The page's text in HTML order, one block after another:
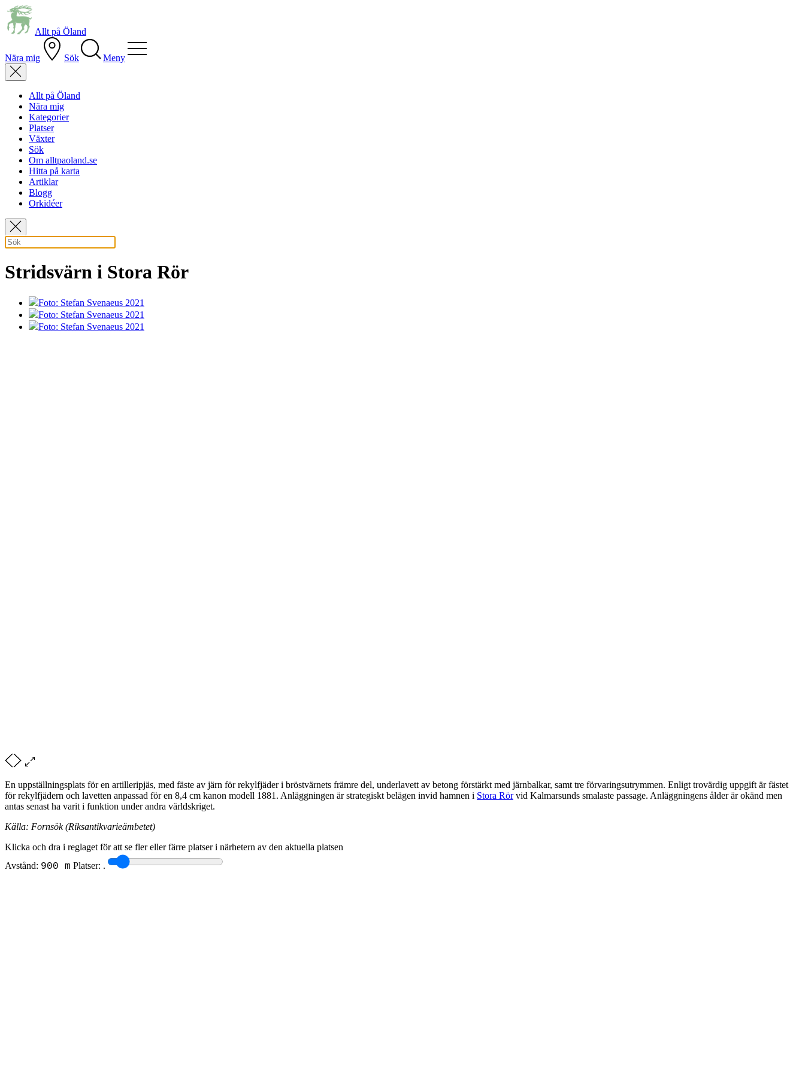
Allt på Öland
Nära mig Sök Meny
Allt på Öland
Nära mig
Kategorier
Platser
Växter
Sök
Om alltpaoland.se
Hitta på karta
Artiklar
Blogg
Orkidéer
Stridsvärn i Stora Rör
Foto: Stefan Svenaeus 2021
Foto: Stefan Svenaeus 2021
Foto: Stefan Svenaeus 2021
En uppställningsplats för en artilleripjäs, med fäste av järn för rekylfjäder i bröstvärnets främre del, underlavett av betong förstärkt med järnbalkar, samt tre förvaringsutrymmen. Enligt trovärdig uppgift är fästet
för rekylfjädern och lavetten anpassad för en 8,4 cm kanon modell 1881. Anläggningen är strategiskt belägen invid hamnen i Stora Rörvid Kalmarsunds smalaste passage. Anläggningens ålder är okänd men
antas senast ha varit i funktion under andra världskriget.
Källa: Fornsök (Riksantikvarieämbetet)
Klicka och dra i reglaget för att se fler eller färre platser i närhetern av den aktuella platsen
Avstånd: 900 m Platser: .